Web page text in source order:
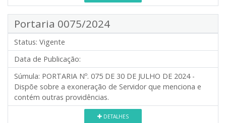
Portaria 0075/2024
Status: Vigente
Data de Publicação:
Súmula: PORTARIA Nº. 075 DE 30 DE JULHO DE 2024 -
Dispõe sobre a exoneração de Servidor que menciona e
contém outras providências.
DETALHES